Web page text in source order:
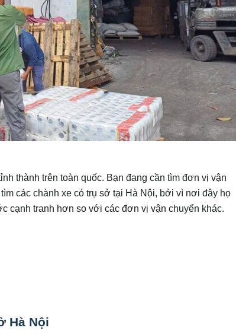
thành trên toàn quốc. Bạn đang cần tìm đơn vị vận
các chành xe có trụ sở tại Hà Nội, bởi vì nơi đây họ
cạnh tranh hơn so với các đơn vị vận chuyển khác.
Hà Nội